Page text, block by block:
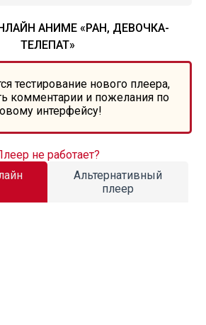
АНИМЕ «РАН, ДЕВОЧКА-
ТЕЛЕПАТ»
тестирование нового плеера,
комментарии и пожелания по
интерфейсу!
Альтернативный
плеер
не работает?